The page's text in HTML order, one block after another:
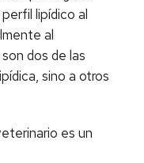
lipídico al
al
dos de las
sino a otros
es un